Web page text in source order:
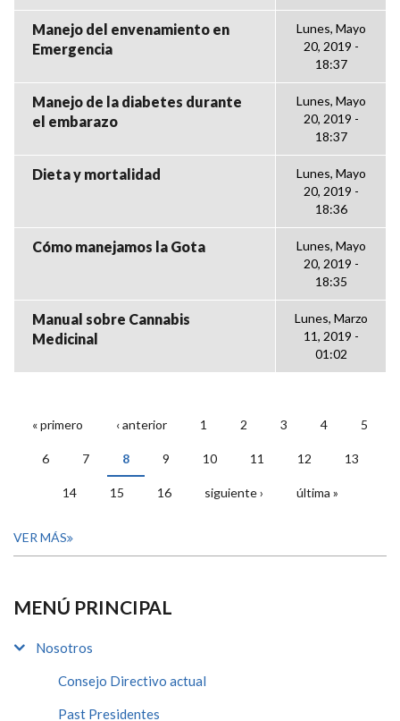
Manejo del envenamiento en
Emergencia
Lunes, Mayo
20, 2019 -
18:37
Manejo de la diabetes durante
el embarazo
Lunes, Mayo
20, 2019 -
18:37
Dieta y mortalidad
Lunes, Mayo
20, 2019 -
18:36
Cómo manejamos la Gota
Lunes, Mayo
20, 2019 -
18:35
Manual sobre Cannabis
Medicinal
Lunes, Marzo
11, 2019 -
01:02
PÁGINAS
« primero ‹ anterior 1 2 3 4 5
6 7 8 9 10 11 12 13
14 15 16 siguiente › última »
VER MÁS
MENÚ PRINCIPAL
Nosotros
Consejo Directivo actual
Past Presidentes